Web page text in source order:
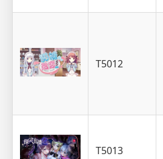
T5012
T5013